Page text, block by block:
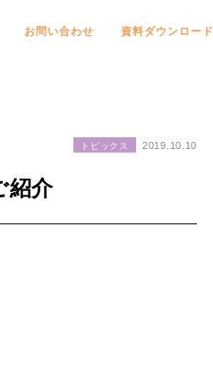
お問い合わせ 資料ダウンロード
トピックス 2019.10.10
紹介